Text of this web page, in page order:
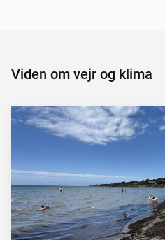
Viden om vejr og klima